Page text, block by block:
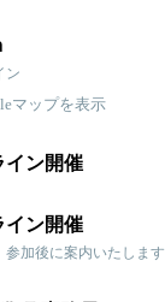
ン
マップを表示
イン開催
イン開催
参加後に案内いたします